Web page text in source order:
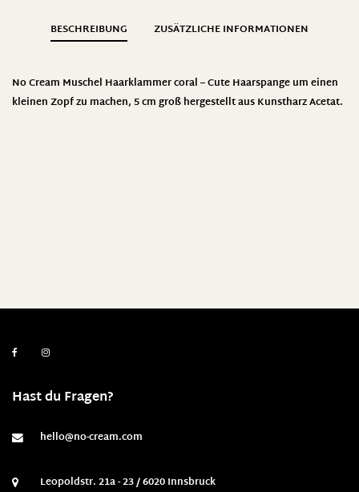
BESCHREIBUNG ZUSÄTZLICHE INFORMATIONEN
No Cream Muschel Haarklammer coral – Cute Haarspange um einen
kleinen Zopf zu machen, 5 cm groß hergestellt aus Kunstharz Acetat.
Hast du Fragen?
hello@no-cream.com
Leopoldstr. 21a - 23 / 6020 Innsbruck